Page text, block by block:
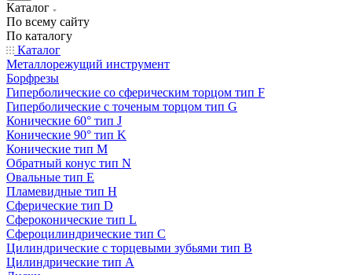
Каталог
По всему сайту
По каталогу
Каталог
Металлорежущий инструмент
Борфрезы
Гиперболические cо сферическим торцом тип F
Гиперболические с точеным торцом тип G
Конические 60° тип J
Конические 90° тип K
Конические тип M
Обратный конус тип N
Овальные тип E
Пламевидные тип H
Сферические тип D
Сфероконические тип L
Сфероцилиндрические тип C
Цилиндрические с торцевыми зубьями тип B
Цилиндрические тип А